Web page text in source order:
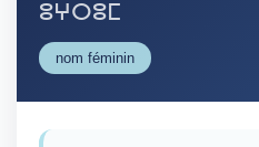
ⵓⵖⵔⵓⵎ
nom féminin